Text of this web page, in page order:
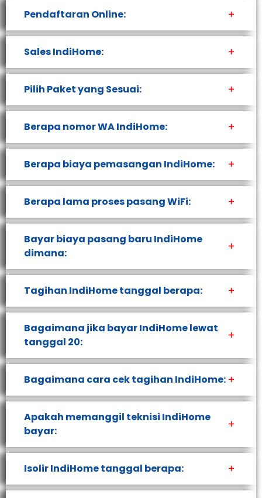
Pendaftaran Online:
Sales IndiHome:
Pilih Paket yang Sesuai:
Berapa nomor WA IndiHome:
Berapa biaya pemasangan IndiHome:
Berapa lama proses pasang WiFi:
Bayar biaya pasang baru IndiHome
dimana:
Tagihan IndiHome tanggal berapa:
Bagaimana jika bayar IndiHome lewat
tanggal 20:
Bagaimana cara cek tagihan IndiHome:
Apakah memanggil teknisi IndiHome
bayar:
Isolir IndiHome tanggal berapa: